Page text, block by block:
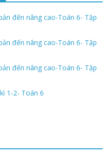
đến nâng cao-Toán 6- Tập
đến nâng cao-Toán 6- Tập
đến nâng cao-Toán 6- Tập
1-2- Toán 6